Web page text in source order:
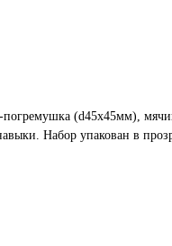
погремушка (d45х45мм),
Набор упакован в